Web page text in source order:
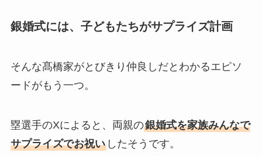
銀婚式には、子どもたちがサプライズ計画
そんな髙橋家がとびきり仲良しだとわかるエピソ
ードがもう一つ。
塁選手のXによると、両親の銀婚式を家族みんなで
サプライズでお祝いしたそうです。